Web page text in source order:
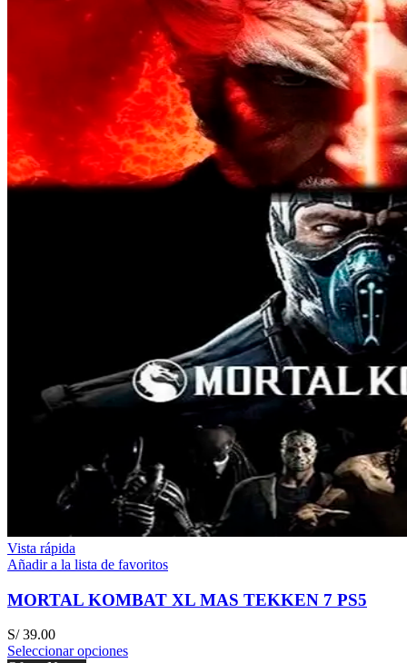
Vista rápida
Añadir a la lista de favoritos
MORTAL KOMBAT XL MAS TEKKEN 7 PS5
S/39.00
Seleccionar opciones